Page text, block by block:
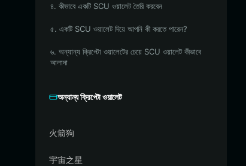
৪. কীভাবে একটি SCU ওয়ালেট তৈরি করবেন
৫. একটি SCU ওয়ালেট দিয়ে আপনি কী করতে পারেন?
৬. অন্যান্য ক্রিপ্টো ওয়ালেটের চেয়ে SCU ওয়ালেট কীভাবে
আলাদা
অন্যান্য ক্রিপ্টো ওয়ালেট
火箭狗
宇宙之星